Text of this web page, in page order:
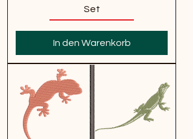
Set
In den Warenkorb